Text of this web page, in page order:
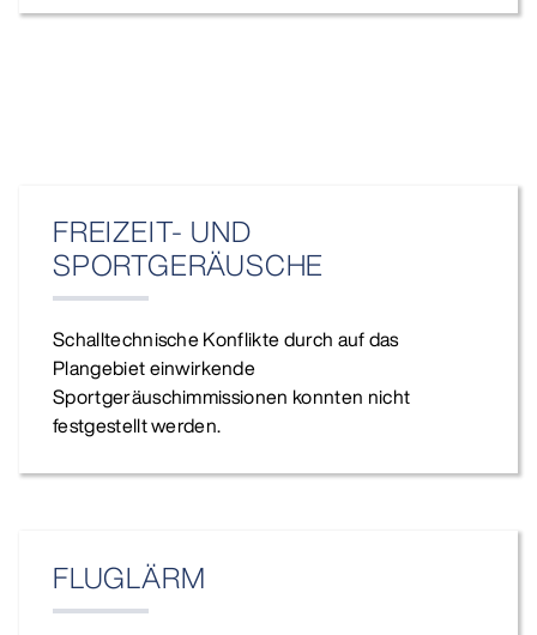
FREIZEIT- UND
SPORTGERÄUSCHE
Schalltechnische Konflikte durch auf das
Plangebiet einwirkende
Sportgeräuschimmissionen konnten nicht
festgestellt werden.
FLUGLÄRM